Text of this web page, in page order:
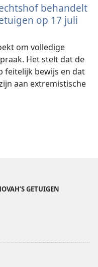
behandelt
op 17 juli
om volledige
Het stelt dat de
feitelijk bewijs en dat
aan extremistische
GETUIGEN